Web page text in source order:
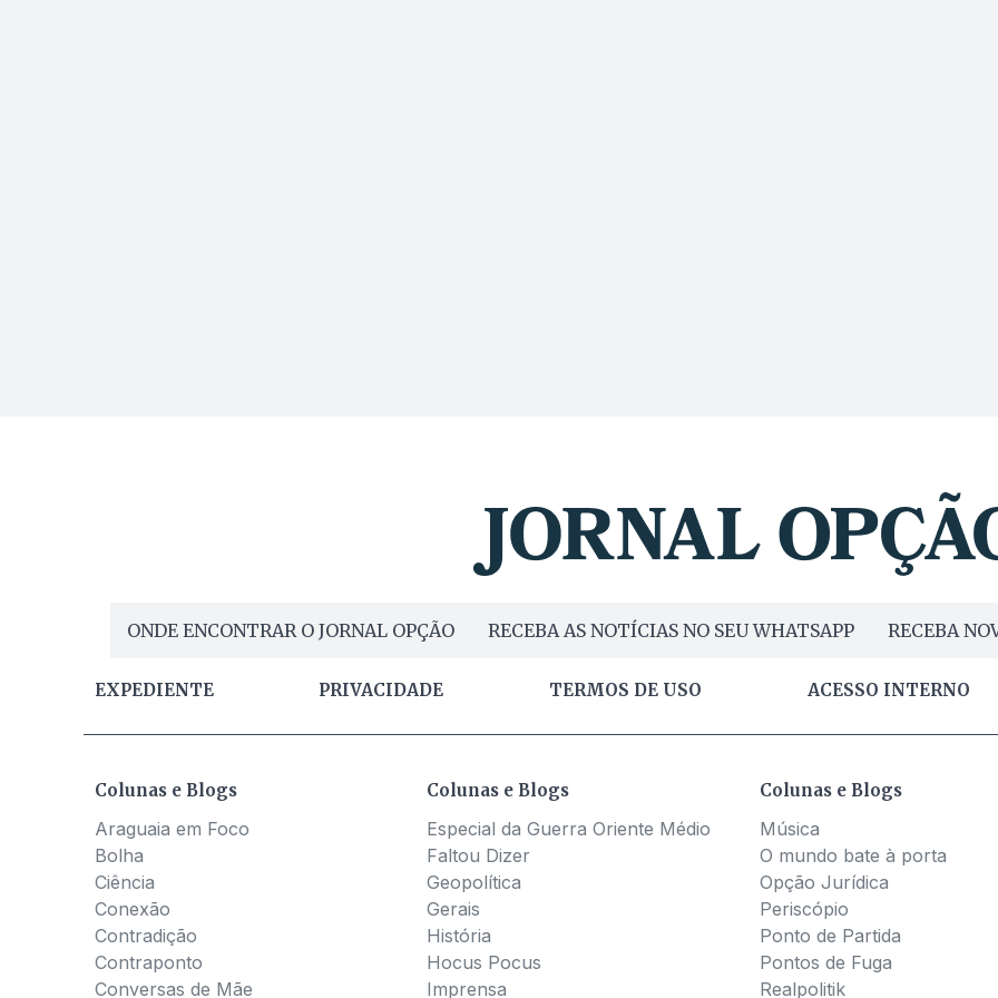
ONDE ENCONTRAR O JORNAL OPÇÃO RECEBA AS NOTÍCIAS NO SEU WHATSAPP RECEBA
EXPEDIENTE PRIVACIDADE TERMOS DE USO ACESSO INTERNO
Colunas e Blogs
Araguaia em Foco
Bolha
Ciência
Conexão
Contradição
Contraponto
Conversas de Mãe
Colunas e Blogs
Especial da Guerra Oriente Médio
Faltou Dizer
Geopolítica
Gerais
História
Hocus Pocus
Imprensa
Colunas e Blogs
Música
O mundo bate à porta
Opção Jurídica
Periscópio
Ponto de Partida
Pontos de Fuga
Realpolitik